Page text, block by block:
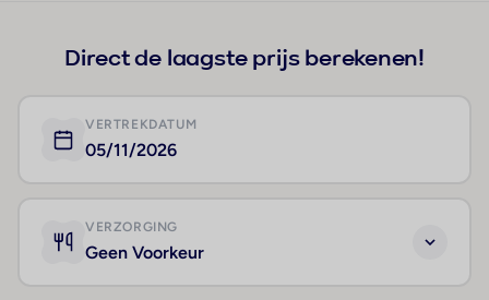
Direct de laagste prijs berekenen!
VERTREKDATUM
05/11/2026
VERZORGING
Geen Voorkeur